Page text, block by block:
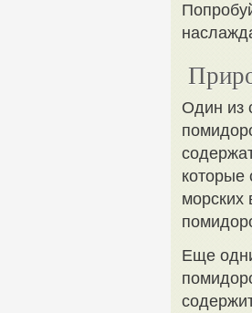
Один из
которые
морских
Еще